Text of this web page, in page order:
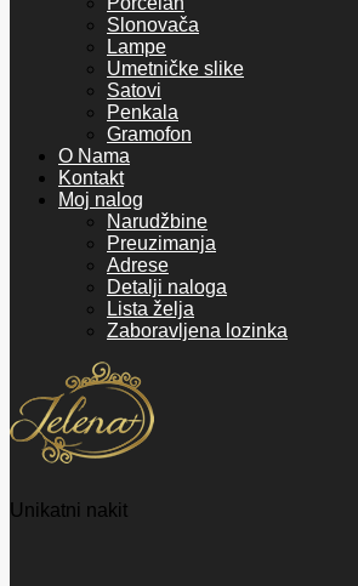
Slonovača
Lampe
Umetničke slike
Satovi
Penkala
Gramofon
O Nama
Kontakt
Moj nalog
Narudžbine
Preuzimanja
Adrese
Detalji naloga
Lista želja
Zaboravljena lozinka
Unikatni nakit